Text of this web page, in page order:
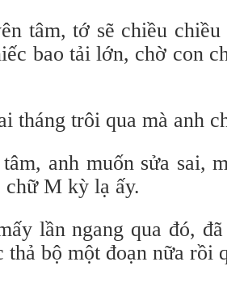
tâm, tớ sẽ chiều
bao tải lớn, chờ con
tháng trôi qua mà anh
anh muốn sửa sai,
chữ M kỳ lạ ấy.
lần ngang qua đó,
thả bộ một đoạn nữa rồi